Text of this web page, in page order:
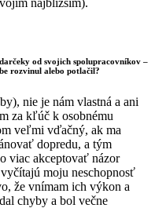
od svojich spolupracovníkov –
rozvinul alebo potlačil?
nie je nám vlastná a ani
za kľúč k osobnému
veľmi vďačný, ak ma
dopredu, a tým
viac akceptovať názor
moju neschopnosť
že vnímam ich výkon a
chyby a bol večne